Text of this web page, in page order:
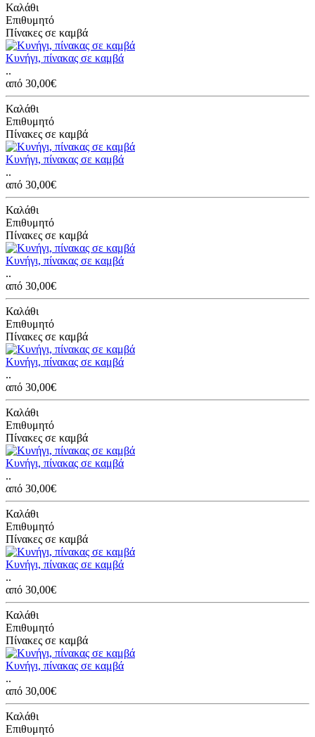
Καλάθι
Επιθυμητό
Πίνακες σε καμβά
Κυνήγι, πίνακας σε καμβά
..
από 30,00€
Καλάθι
Επιθυμητό
Πίνακες σε καμβά
Κυνήγι, πίνακας σε καμβά
..
από 30,00€
Καλάθι
Επιθυμητό
Πίνακες σε καμβά
Κυνήγι, πίνακας σε καμβά
..
από 30,00€
Καλάθι
Επιθυμητό
Πίνακες σε καμβά
Κυνήγι, πίνακας σε καμβά
..
από 30,00€
Καλάθι
Επιθυμητό
Πίνακες σε καμβά
Κυνήγι, πίνακας σε καμβά
..
από 30,00€
Καλάθι
Επιθυμητό
Πίνακες σε καμβά
Κυνήγι, πίνακας σε καμβά
..
από 30,00€
Καλάθι
Επιθυμητό
Πίνακες σε καμβά
Κυνήγι, πίνακας σε καμβά
..
από 30,00€
Καλάθι
Επιθυμητό